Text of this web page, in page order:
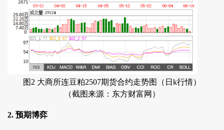
图2 大商所连豆粕2507期货合约走势图（日k行情）
（截图来源：东方财富网）
2. 预期博弈